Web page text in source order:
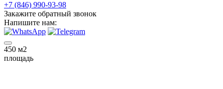
+7 (846) 990-93-98
Закажите обратный звонок
Напишите нам:
450 м2
площадь